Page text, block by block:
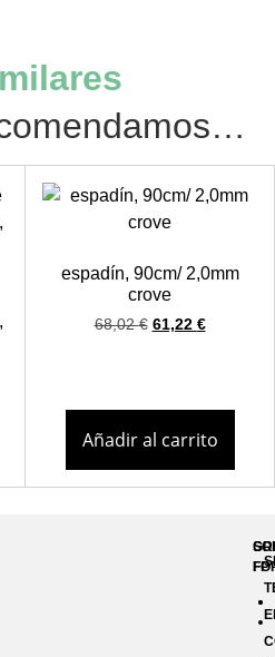
espadín, 90cm/ 2,0mm
crove
68,02€ 61,22 €
Añadir al carrito
FP